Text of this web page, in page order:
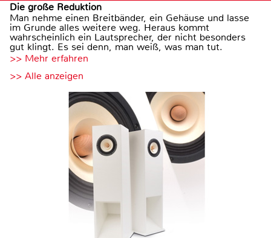
Die große Reduktion
Man nehme einen Breitbänder, ein Gehäuse und lasse
im Grunde alles weitere weg. Heraus kommt
wahrscheinlich ein Lautsprecher, der nicht besonders
gut klingt. Es sei denn, man weiß, was man tut.
>> Mehr erfahren
>> Alle anzeigen